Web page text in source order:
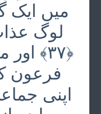
لوگ
﴿۳۷﴾
اپنی